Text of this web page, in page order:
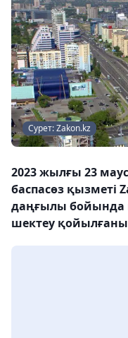
Сурет: Zakon.kz
2023 жылғы 23
баспасөз қызметі
даңғылы бойында
шектеу